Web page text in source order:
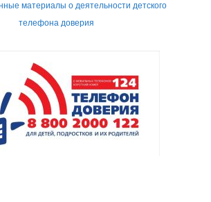
материалы о деятельности детского
телефона доверия